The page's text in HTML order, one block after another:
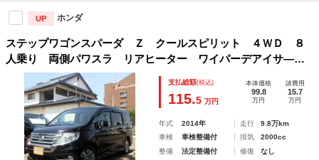
UP ホンダ
ステップワゴンスパーダ Ｚ クールスピリット ４ＷＤ ８
人乗り 両側パワスラ リアヒーター ワイパーデアイサ―
純正９インチナビ フルセグ バックカメラ アイドリングス
トップ スマートキー エンジンスターター ハーフレザーシ
ート ＥＴＣ キセノン
支払総額(税込)
115.5 万円
本体価格
99.8
万円
諸費用
15.7
万円
年式 2014年 走行
9.8万km
車検
車検整備付 排気
2000cc
整備
法定整備付 修復
なし